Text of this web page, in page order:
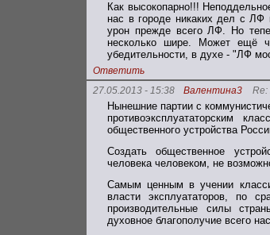
Как высокопарно!!!
нас в городе никаких дел с
урон прежде всего ЛФ. Но
несколько шире. Может ещё
убедительности, в духе - "ЛФ
Ответить
27.05.2013 - 15:38
Валентина3 Re:
Нынешние партии с
противоэксплуататорским
общественного устройства
Создать общественное
человека человеком, не
Самым ценным в учении
власти эксплуататоров, по
производительные силы
духовное благополучие всего